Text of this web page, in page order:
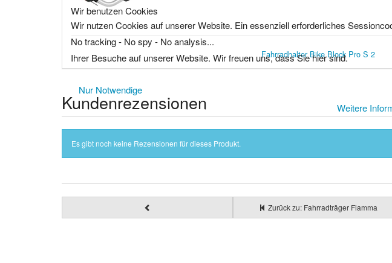
Fahrradhalter Bike Block Pro S 2
Kundenrezensionen
Es gibt noch keine Rezensionen für dieses Produkt.
Zurück zu: Fahrradträger Fiamma
Wir benutzen Cookies
Wir nutzen Cookies auf unserer Website. Ein essenziell erforderliches
No tracking - No spy - No analysis...
Ihrer Besuche auf unserer Website. Wir freuen uns, dass Sie hier sind.
Nur Notwendige
Weitere